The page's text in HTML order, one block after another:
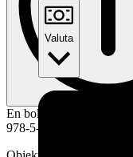
En bok om arkitekturen
978-5-902757-34-4
Valuta